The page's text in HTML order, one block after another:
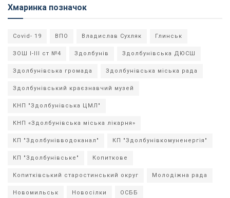
Хмаринка позначок
Covid- 19 ВПО Владислав Сухляк Глинськ
ЗОШ І-ІІІ ст №4 Здолбунів Здолбунівська ДЮСШ
Здолбунівська громада Здолбунівська міська рада
Здолбунівський краєзнавчий музей
КНП "Здолбунівська ЦМЛ"
КНП «Здолбунівська міська лікарня»
КП "Здолбунівводоканал" КП "Здолбунівкомуненергія"
КП "Здолбунівське" Копиткове
Копитківський старостинський округ Молодіжна рада
Новомильськ Новосілки ОСББ